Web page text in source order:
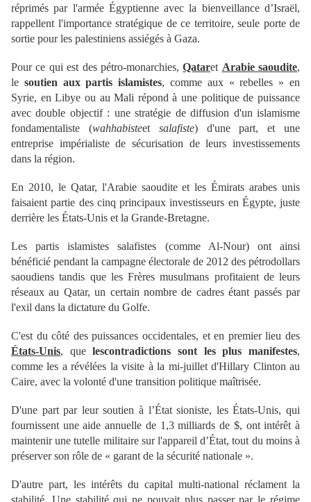
réprimés par l'armée Égyptienne avec la bienveillance d’Israël,
rappellent l'importance stratégique de ce territoire, seule porte de
sortie pour les palestiniens assiégés à Gaza.
Pour ce qui est des pétro-monarchies, Qataret Arabie saoudite,
le soutien aux partis islamistes, comme aux « rebelles » en
Syrie, en Libye ou au Mali répond à une politique de puissance
avec double objectif : une stratégie de diffusion d'un islamisme
fondamentaliste (wahhabisteet salafiste) d'une part, et une
entreprise impérialiste de sécurisation de leurs investissements
dans la région.
En 2010, le Qatar, l'Arabie saoudite et les Émirats arabes unis
faisaient partie des cinq principaux investisseurs en Égypte, juste
derrière les États-Unis et la Grande-Bretagne.
Les partis islamistes salafistes (comme Al-Nour) ont ainsi
bénéficié pendant la campagne électorale de 2012 des pétrodollars
saoudiens tandis que les Frères musulmans profitaient de leurs
réseaux au Qatar, un certain nombre de cadres étant passés par
l'exil dans la dictature du Golfe.
C'est du côté des puissances occidentales, et en premier lieu des
États-Unis, que lescontradictions sont les plus manifestes,
comme les a révélées la visite à la mi-juillet d'Hillary Clinton au
Caire, avec la volonté d'une transition politique maîtrisée.
D'une part par leur soutien à l’État sioniste, les États-Unis, qui
fournissent une aide annuelle de 1,3 milliards de $, ont intérêt à
maintenir une tutelle militaire sur l'appareil d’État, tout du moins à
préserver son rôle de « garant de la sécurité nationale ».
D'autre part, les intérêts du capital multi-national réclament la